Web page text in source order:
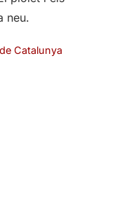
neu.
Catalunya